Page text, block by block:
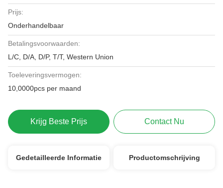
Prijs:
Onderhandelbaar
Betalingsvoorwaarden:
L/C, D/A, D/P, T/T, Western Union
Toeleveringsvermogen:
10,0000pcs per maand
Krijg Beste Prijs Contact Nu
Gedetailleerde Informatie Productomschrijving